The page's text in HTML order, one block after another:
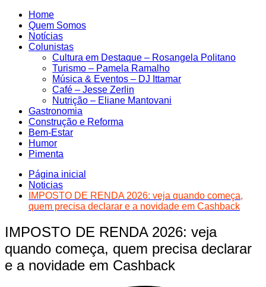
Home
Quem Somos
Notícias
Colunistas
Cultura em Destaque – Rosangela Politano
Turismo – Pamela Ramalho
Música & Eventos – DJ Ittamar
Café – Jesse Zerlin
Nutrição – Eliane Mantovani
Gastronomia
Construção e Reforma
Bem-Estar
Humor
Pimenta
Página inicial
Noticias
IMPOSTO DE RENDA 2026: veja quando começa,
quem precisa declarar e a novidade em Cashback
IMPOSTO DE RENDA 2026: veja
quando começa, quem precisa declarar
e a novidade em Cashback